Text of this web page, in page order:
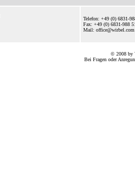
Telefon: +49 (0) 6831-
Fax: +49 (0) 6831-988
Mail:
© 2008 by
Bei Fragen oder